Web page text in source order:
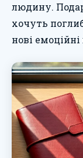
людину.
хочуть
нові